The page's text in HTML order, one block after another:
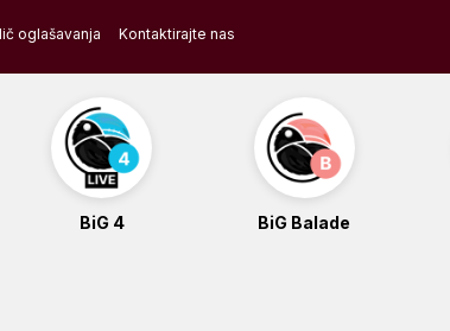
oglašavanja Kontaktirajte nas
BiG 4 BiG Balade